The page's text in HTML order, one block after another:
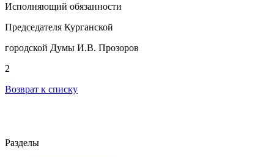
Исполняющий обязанности
Председателя Курганской
городской Думы И.В. Прозоров
2
Возврат к списку
Разделы